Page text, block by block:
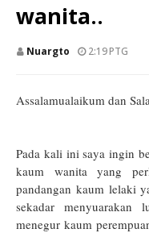
wanita..
Nuargto 2:19 PTG
Assalamualaikum dan
Pada kali ini saya ingin
kaum wanita yang
pandangan kaum lelaki
sekadar
menegur kaum